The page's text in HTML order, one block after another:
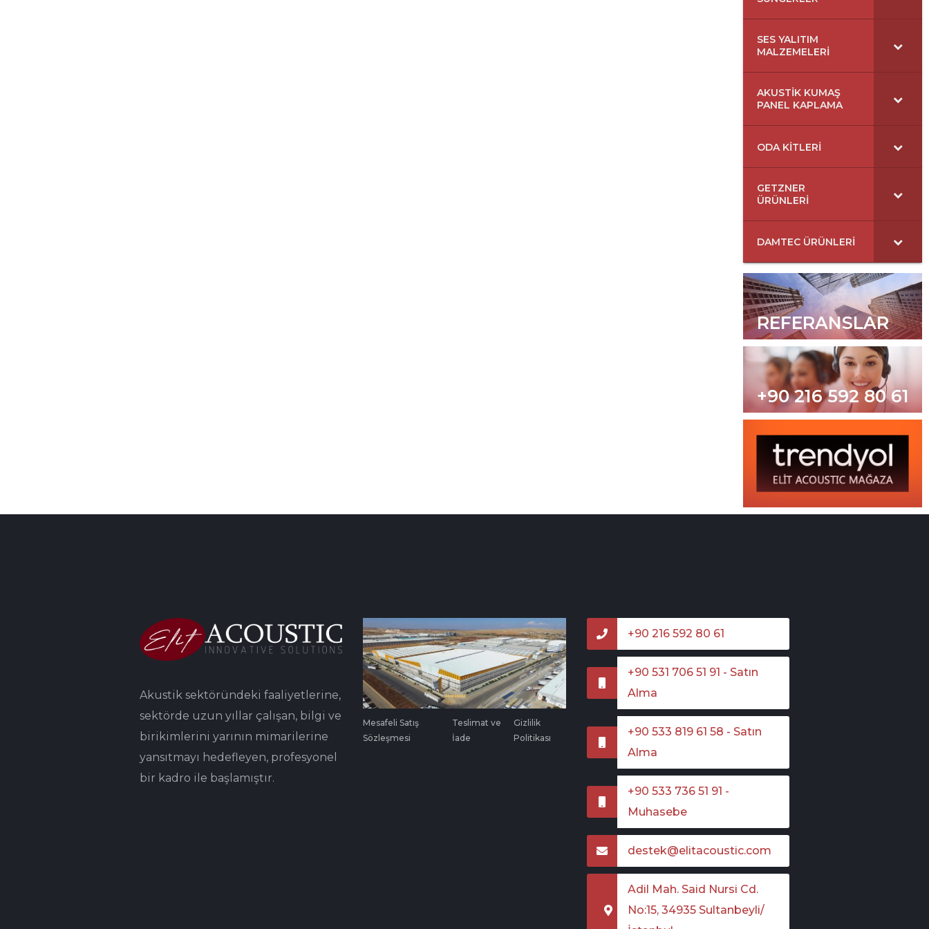
SES YALITIM
MALZEMELERI
AKUSTIK KUMAŞ
PANEL KAPLAMA
ODA KITLERI
GETZNER
ÜRÜNLERI
DAMTEC ÜRÜNLERI
REFERANSLAR
+90 216 592 80 61
Akustik sektöründeki faaliyetlerine,
sektörde uzun yıllar çalışan, bilgi ve
birikimlerini yarının mimarilerine
yansıtmayı hedefleyen, profesyonel
bir kadro ile başlamıştır.
Mesafeli Satış
Sözleşmesi
Teslimat ve
İade
Gizlilik
Politikası
+90 216 592 80 61
+90 531 706 51 91 - Satın
Alma
+90 533 819 61 58 - Satın
Alma
+90 533 736 51 91 -
Muhasebe
destek@elitacoustic.com
Adil Mah. Said Nursi Cd.
No:15, 34935 Sultanbeyli/